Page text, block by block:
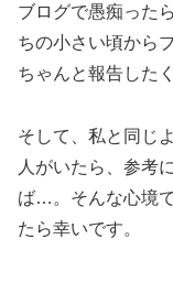
ブログで愚痴った
ちの小さい頃から
ちゃんと報告したく
そして、私と同じ
人がいたら、参考
ば…。そんな心境
たら幸いです。